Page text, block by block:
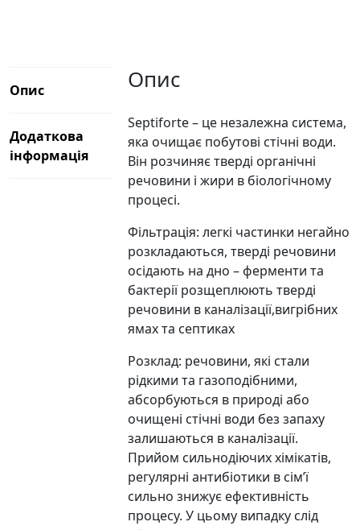
Опис
Додаткова
інформація
Опис
Septiforte – це незалежна система,
яка очищає побутові стічні води.
Він розчиняє тверді органічні
речовини і жири в біологічному
процесі.
Фільтрація: легкі частинки негайно
розкладаються, тверді речовини
осідають на дно – ферменти та
бактерії розщеплюють тверді
речовини в каналізації,вигрібних
ямах та септиках
Розклад: речовини, які стали
рідкими та газоподібними,
абсорбуються в природі або
очищені стічні води без запаху
залишаються в каналізації.
Прийом сильнодіючих хімікатів,
регулярні антибіотики в сім’ї
сильно знижує ефективність
процесу. У цьому випадку слід